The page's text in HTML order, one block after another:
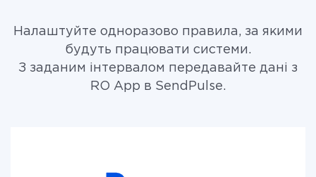
Налаштуйте одноразово правила, за якими
будуть працювати системи.
З заданим інтервалом передавайте дані з
RO App в SendPulse.